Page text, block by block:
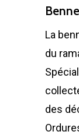
La
du
des